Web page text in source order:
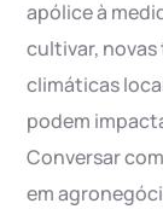
apólice à
cultivar,
climáticas
podem
Conversar
em